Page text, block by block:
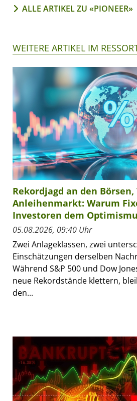
ALLE ARTIKEL ZU «PIONEER»
WEITERE ARTIKEL IM
Rekordjagd an den
Anleihenmarkt: Warum
Investoren dem
05.08.2026, 09:40 Uhr
Zwei Anlageklassen, zwei
Einschätzungen derselben
Während S&P 500 und Dow
neue Rekordstände klettern,
den...